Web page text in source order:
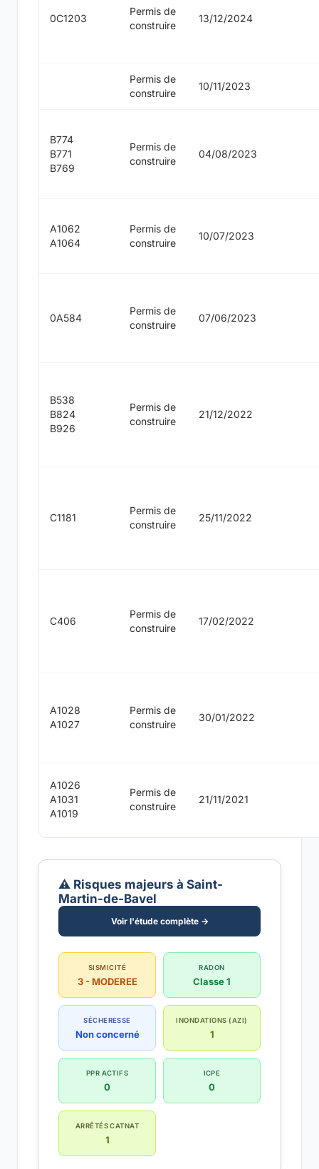
0C1203
Permis de
construire
13/12/2024
Permis de
construire
10/11/2023
B774
B771
B769
Permis de
construire
04/08/2023
A1062
A1064
Permis de
construire
10/07/2023
0A584
Permis de
construire
07/06/2023
B538
B824
B926
Permis de
construire
21/12/2022
C1181
Permis de
construire
25/11/2022
C406
Permis de
construire
17/02/2022
A1028
A1027
Permis de
construire
30/01/2022
A1026
A1031
A1019
Permis de
construire
21/11/2021
⚠️ Risques majeurs à Saint-
Martin-de-Bavel
Voir l'étude complète →
SISMICITÉ
3 - MODEREE
RADON
Classe 1
SÉCHERESSE
Non concerné
INONDATIONS (AZI)
1
PPR ACTIFS
0
ICPE
0
ARRÊTÉS CATNAT
1